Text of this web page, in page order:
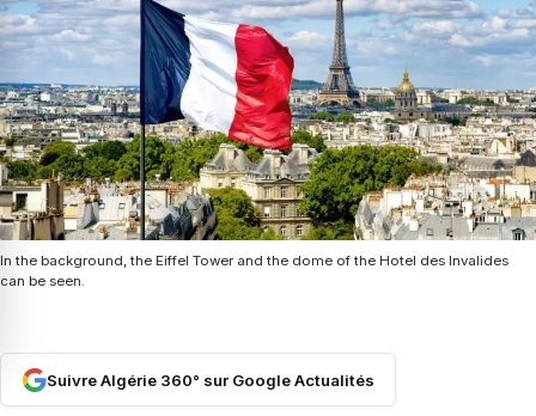
In the background, the Eiffel Tower and the dome of the Hotel des Invalides
can be seen.
Suivre Algérie 360° sur Google Actualités